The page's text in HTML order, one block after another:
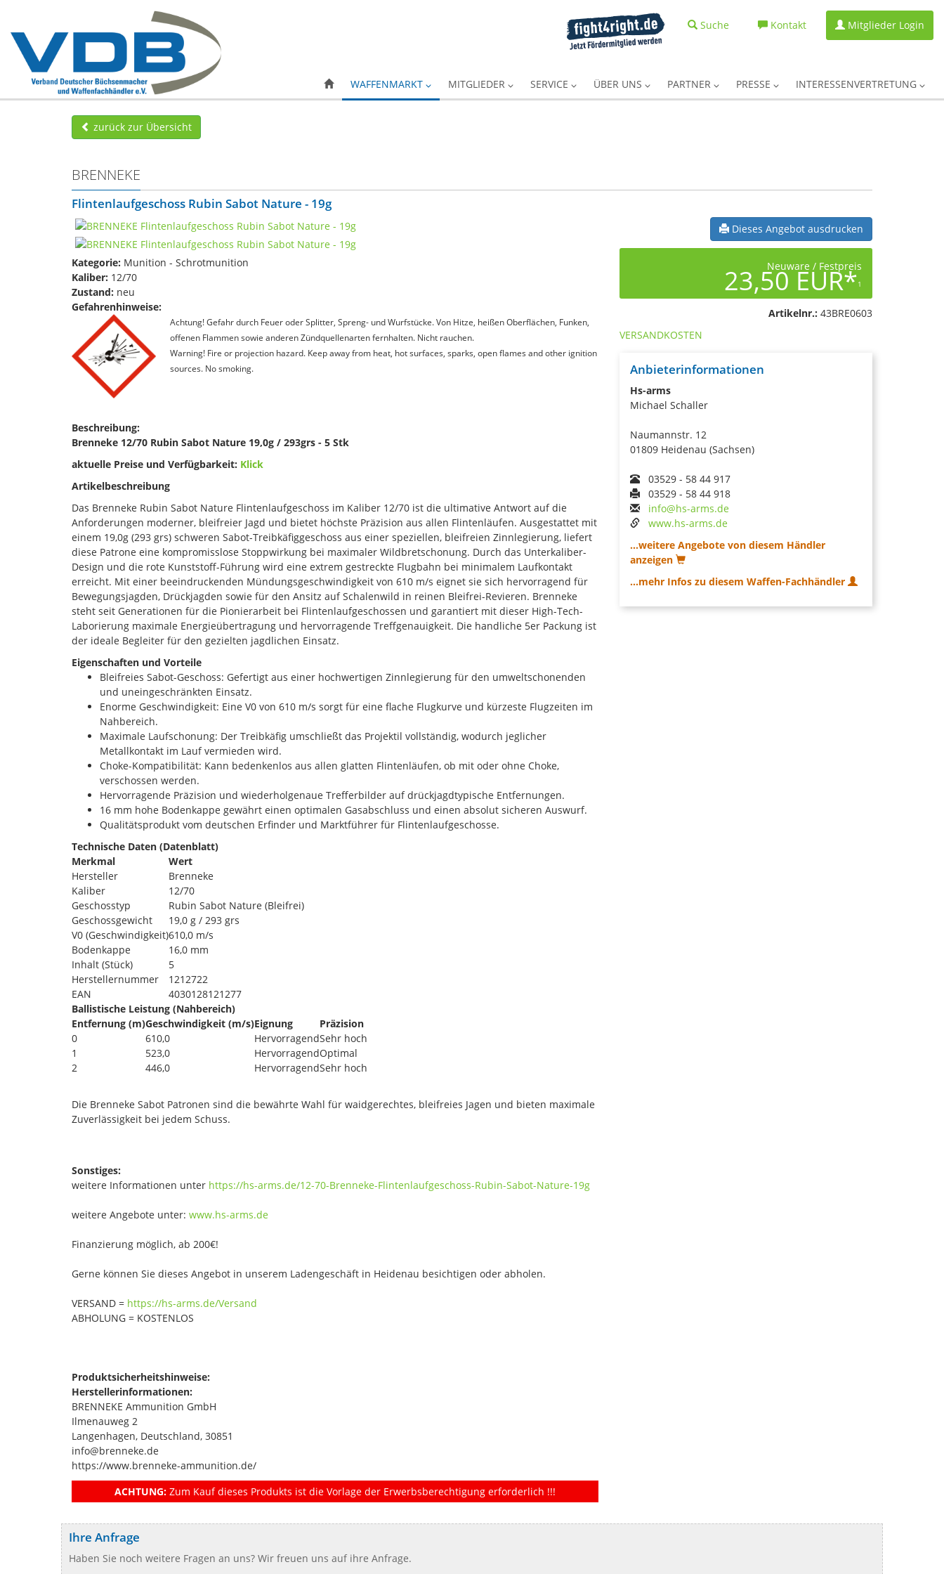
Suche Kontakt Mitglieder Login
WAFFENMARKT MITGLIEDER SERVICE ÜBER UNS PARTNER PRESSE INTERESSENVERTRETUNG
zurück zur Übersicht
BRENNEKE
Flintenlaufgeschoss Rubin Sabot Nature - 19g
Kategorie: Munition - Schrotmunition
Kaliber: 12/70
Zustand: neu
Gefahrenhinweise:
Achtung! Gefahr durch Feuer oder Splitter, Spreng- und Wurfstücke. Von Hitze, heißen Oberflächen, Funken,
offenen Flammen sowie anderen Zündquellenarten fernhalten. Nicht rauchen.
Warning! Fire or projection hazard. Keep away from heat, hot surfaces, sparks, open flames and other ignition
sources. No smoking.
Beschreibung:
Brenneke 12/70 Rubin Sabot Nature 19,0g / 293grs - 5 Stk
aktuelle Preise und Verfügbarkeit: Klick
Artikelbeschreibung
Das Brenneke Rubin Sabot Nature Flintenlaufgeschoss im Kaliber 12/70 ist die ultimative Antwort auf die
Anforderungen moderner, bleifreier Jagd und bietet höchste Präzision aus allen Flintenläufen. Ausgestattet mit
einem 19,0g (293 grs) schweren Sabot-Treibkäfiggeschoss aus einer speziellen, bleifreien Zinnlegierung, liefert
diese Patrone eine kompromisslose Stoppwirkung bei maximaler Wildbretschonung. Durch das Unterkaliber-
Design und die rote Kunststoff-Führung wird eine extrem gestreckte Flugbahn bei minimalem Laufkontakt
erreicht. Mit einer beeindruckenden Mündungsgeschwindigkeit von 610 m/s eignet sie sich hervorragend für
Bewegungsjagden, Drückjagden sowie für den Ansitz auf Schalenwild in reinen Bleifrei-Revieren. Brenneke
steht seit Generationen für die Pionierarbeit bei Flintenlaufgeschossen und garantiert mit dieser High-Tech-
Laborierung maximale Energieübertragung und hervorragende Treffgenauigkeit. Die handliche 5er Packung ist
der ideale Begleiter für den gezielten jagdlichen Einsatz.
Eigenschaften und Vorteile
Bleifreies Sabot-Geschoss: Gefertigt aus einer hochwertigen Zinnlegierung für den umweltschonenden
und uneingeschränkten Einsatz.
Enorme Geschwindigkeit: Eine V0 von 610 m/s sorgt für eine flache Flugkurve und kürzeste Flugzeiten im
Nahbereich.
Maximale Laufschonung: Der Treibkäfig umschließt das Projektil vollständig, wodurch jeglicher
Metallkontakt im Lauf vermieden wird.
Choke-Kompatibilität: Kann bedenkenlos aus allen glatten Flintenläufen, ob mit oder ohne Choke,
verschossen werden.
Hervorragende Präzision und wiederholgenaue Trefferbilder auf drückjagdtypische Entfernungen.
16 mm hohe Bodenkappe gewährt einen optimalen Gasabschluss und einen absolut sicheren Auswurf.
Qualitätsprodukt vom deutschen Erfinder und Marktführer für Flintenlaufgeschosse.
Technische Daten (Datenblatt)
Merkmal
Wert
Hersteller
Brenneke
Kaliber
12/70
Geschosstyp
Rubin Sabot Nature (Bleifrei)
Geschossgewicht
19,0 g / 293 grs
V0 (Geschwindigkeit)610,0 m/s
Bodenkappe
16,0 mm
Inhalt (Stück)
5
Herstellernummer
1212722
EAN
4030128121277
Ballistische Leistung (Nahbereich)
Entfernung (m)Geschwindigkeit (m/s)Eignung
Präzision
0
610,0 HervorragendSehr hoch
1
523,0 HervorragendOptimal
2
446,0 HervorragendSehr hoch
Die Brenneke Sabot Patronen sind die bewährte Wahl für waidgerechtes, bleifreies Jagen und bieten maximale
Zuverlässigkeit bei jedem Schuss.
Sonstiges:
weitere Informationen unter https://hs-arms.de/12-70-Brenneke-Flintenlaufgeschoss-Rubin-Sabot-Nature-19g
weitere Angebote unter: www.hs-arms.de
Finanzierung möglich, ab 200€!
Gerne können Sie dieses Angebot in unserem Ladengeschäft in Heidenau besichtigen oder abholen.
VERSAND = https://hs-arms.de/Versand
ABHOLUNG = KOSTENLOS
Produktsicherheitshinweise:
Herstellerinformationen:
BRENNEKE Ammunition GmbH
Ilmenauweg 2
Langenhagen, Deutschland, 30851
info@brenneke.de
https://www.brenneke-ammunition.de/
ACHTUNG: Zum Kauf dieses Produkts ist die Vorlage der Erwerbsberechtigung erforderlich !!!
Dieses Angebot ausdrucken
Neuware / Festpreis
23,50 EUR*1
Artikelnr.: 43BRE0603
VERSANDKOSTEN
Anbieterinformationen
Hs-arms
Michael Schaller
Naumannstr. 12
01809 Heidenau (Sachsen)
03529 - 58 44 917
03529 - 58 44 918
info@hs-arms.de
www.hs-arms.de
...weitere Angebote von diesem Händler
anzeigen
...mehr Infos zu diesem Waffen-Fachhändler
Ihre Anfrage
Haben Sie noch weitere Fragen an uns? Wir freuen uns auf ihre Anfrage.